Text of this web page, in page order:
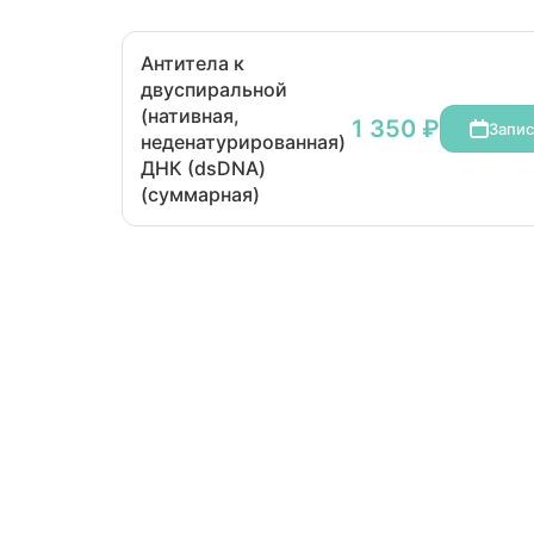
Антитела к
двуспиральной
(нативная,
неденатурированная)
ДНК (dsDNA)
(суммарная)
1 350 ₽